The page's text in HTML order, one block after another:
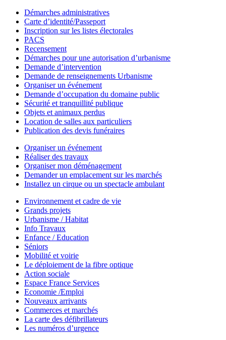
Démarches administratives
Carte d’identité/Passeport
Inscription sur les listes électorales
PACS
Recensement
Démarches pour une autorisation d’urbanisme
Demande d’intervention
Demande de renseignements Urbanisme
Organiser un événement
Demande d’occupation du domaine public
Sécurité et tranquillité publique
Objets et animaux perdus
Location de salles aux particuliers
Publication des devis funéraires
Organiser un événement
Réaliser des travaux
Organiser mon déménagement
Demander un emplacement sur les marchés
Installez un cirque ou un spectacle ambulant
Environnement et cadre de vie
Grands projets
Urbanisme / Habitat
Info Travaux
Enfance / Education
Séniors
Mobilité et voirie
Le déploiement de la fibre optique
Action sociale
Espace France Services
Economie /Emploi
Nouveaux arrivants
Commerces et marchés
La carte des défibrillateurs
Les numéros d’urgence